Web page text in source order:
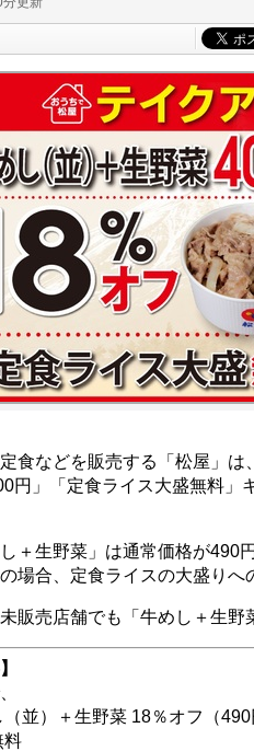
食などを販売する「松屋」は
円」「定食ライス大盛無料
＋生野菜」は通常価格が490
場合、定食ライスの大盛りへ
販売店舗でも「牛めし＋生野
並）＋生野菜 18％オフ（490
料